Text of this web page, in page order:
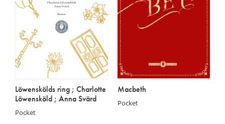
Löwenskölds ring ; Charlotte
Löwensköld ; Anna Svärd
Pocket
Macbeth
Pocket